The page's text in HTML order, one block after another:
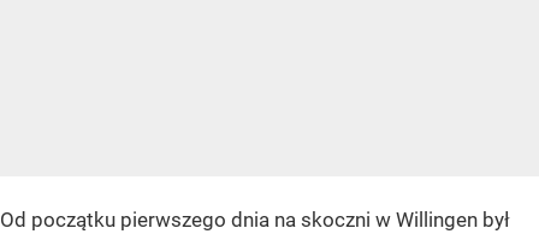
Od początku pierwszego dnia na skoczni w Willingen był